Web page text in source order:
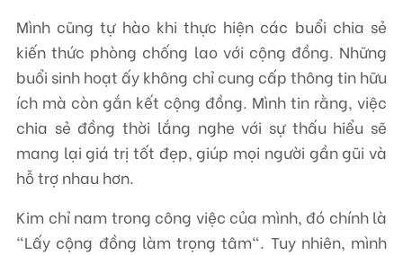
Mình cũng tự hào khi thực hiện các buổi chia sẻ
kiến thức phòng chống lao với cộng đồng. Những
buổi sinh hoạt ấy không chỉ cung cấp thông tin hữu
ích mà còn gắn kết cộng đồng. Mình tin rằng, việc
chia sẻ đồng thời lắng nghe với sự thấu hiểu sẽ
mang lại giá trị tốt đẹp, giúp mọi người gần gũi và
hỗ trợ nhau hơn.
Kim chỉ nam trong công việc của mình, đó chính là
"Lấy cộng đồng làm trọng tâm". Tuy nhiên, mình